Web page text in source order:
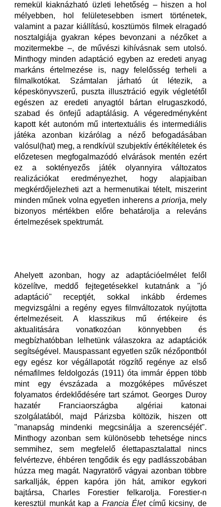
remekül kiaknázható üzleti lehetőség – hiszen a hol
mélyebben, hol felületesebben ismert történetek,
valamint a pazar kiállítású, kosztümös filmek elragadó
nosztalgiája gyakran képes bevonzani a nézőket a
mozitermekbe –, de művészi kihívásnak sem utolsó.
Minthogy minden adaptáció egyben az eredeti anyag
markáns értelmezése is, nagy felelősség terheli a
filmalkotókat. Számtalan járható út létezik, a
képeskönyvszerű, puszta illusztráció egyik végletétől
egészen az eredeti anyagtól bártan elrugaszkodó,
szabad és önfejű adaptálásig. A végeredményként
kapott két autonóm mű intertextuális és intermediális
játéka azonban kizárólag a néző befogadásában
valósul(hat) meg, a rendkívül szubjektív értékítéletek és
előzetesen megfogalmazódó elvárások mentén ezért
ez a soktényezős játék olyannyira változatos
realizációkat eredményezhet, hogy alapjaiban
megkérdőjelezheti azt a hermenutikai tételt, miszerint
minden műnek volna egyetlen inherensa priorija, mely
bizonyos mértékben előre behatárolja a releváns
értelmezések spektrumát.
Ahelyett azonban, hogy az adaptációelmélet felől
közelítve, meddő fejtegetésekkel kutatnánk a "jó
adaptáció" receptjét, sokkal inkább érdemes
megvizsgálni a regény egyes filmváltozatok nyújtotta
értelmezéseit. A klasszikus mű értékeire és
aktualitására vonatkozóan könnyebben és
megbízhatóbban lelhetünk válaszokra az adaptációk
segítségével. Mauspassant egyetlen szűk nézőpontból
egy egész kor végállapotát rögzítő regénye az első
némafilmes feldolgozás (1911) óta immár éppen több
mint egy évszázada a mozgóképes művészet
folyamatos érdeklődésére tart számot. Georges Duroy
hazatér Franciaországba algériai katonai
szolgálatából, majd Párizsba költözik, hiszen ott
"manapság mindenki megcsinálja a szerencséjét".
Minthogy azonban sem különösebb tehetsége nincs
semmihez, sem megfelelő élettapasztalattal nincs
felvértezve, éhbéren tengődik és egy padlásszobában
húzza meg magát. Nagyratörő vágyai azonban többre
sarkallják, éppen kapóra jön hát, amikor egykori
bajtársa, Charles Forestier felkarolja. Forestier-n
keresztül munkát kap a Francia Élet című kicsiny, de